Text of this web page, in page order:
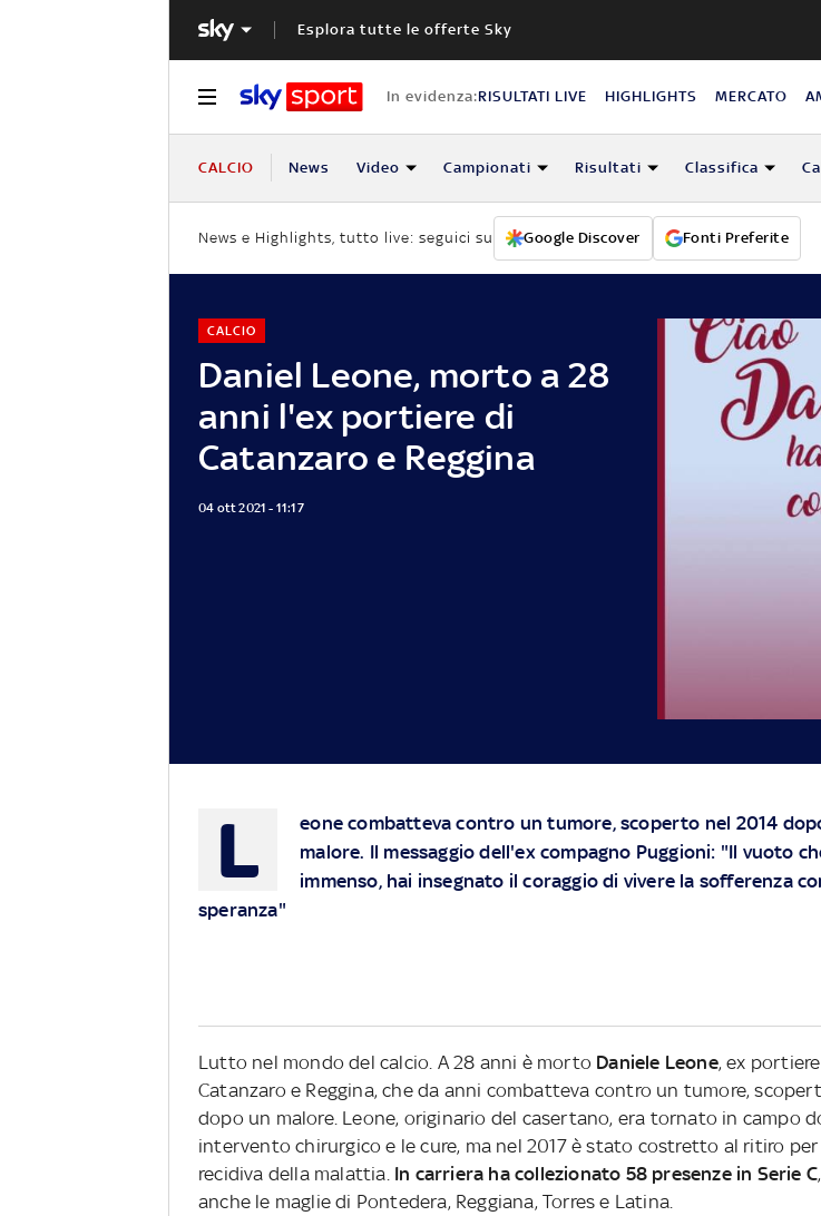
Esplora tutte le offerte Sky
In evidenza:RISULTATI LIVE HIGHLIGHTS MERCATO
CALCIO News Video Campionati Risultati Classifica
News e Highlights, tutto live: seguici su Google Discover Fonti Preferite
Daniel Leone, morto a 28
anni l'ex portiere di
Catanzaro e Reggina
CALCIO
04 ott 2021 - 11:17
L
eone combatteva contro un tumore, scoperto nel 2014
malore. Il messaggio dell'ex compagno Puggioni: "Il vuoto
immenso, hai insegnato il coraggio di vivere la sofferenza
speranza"
Lutto nel mondo del calcio. A 28 anni è morto Daniele Leone, ex
Catanzaro e Reggina, che da anni combatteva contro un tumore,
dopo un malore. Leone, originario del casertano, era tornato in campo
intervento chirurgico e le cure, ma nel 2017 è stato costretto al ritiro
recidiva della malattia. In carriera ha collezionato 58 presenze in Serie C
anche le maglie di Pontedera, Reggiana, Torres e Latina.